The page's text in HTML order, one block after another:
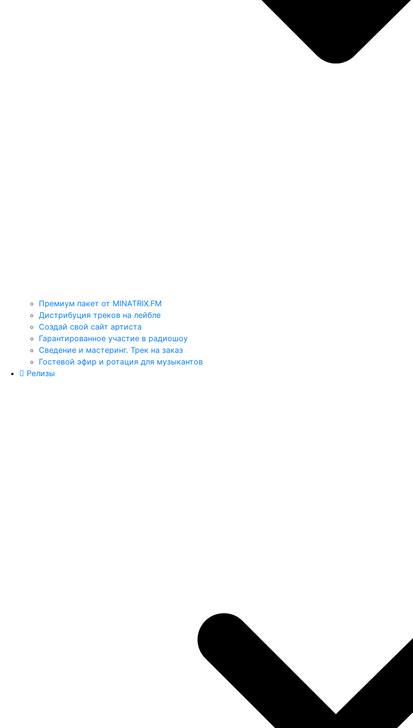
Премиум пакет от MINATRIX.FM
Дистрибуция треков на лейбле
Создай свой сайт артиста
Гарантированное участие в радиошоу
Сведение и мастеринг. Трек на заказ
Гостевой эфир и ротация для музыкантов
Релизы